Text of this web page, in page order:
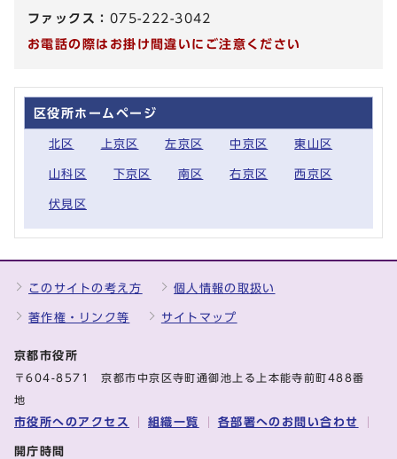
ファックス： 075-222-3042
お電話の際はお掛け間違いにご注意ください
区役所ホームページ
北区 上京区 左京区 中京区 東山区
山科区 下京区 南区 右京区 西京区
伏見区
このサイトの考え方 個人情報の取扱い
著作権・リンク等 サイトマップ
京都市役所
〒604-8571 京都市中京区寺町通御池上る上本能寺前町488番
地
市役所へのアクセス 組織一覧 各部署へのお問い合わせ
開庁時間